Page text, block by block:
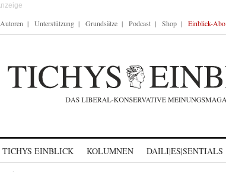
Autoren Unterstützung Grundsätze Podcast Shop Einblick-Abo
TICHYS EINBLICK KOLUMNEN DAILI|ES|SENTIALS